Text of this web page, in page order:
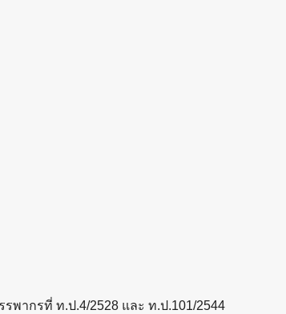
พากรที่ ท.ป.4/2528 และ ท.ป.101/2544
ข็มฉีดยาร่วมกัน การถ่ายทอดจากแม่สู่ลูกใน